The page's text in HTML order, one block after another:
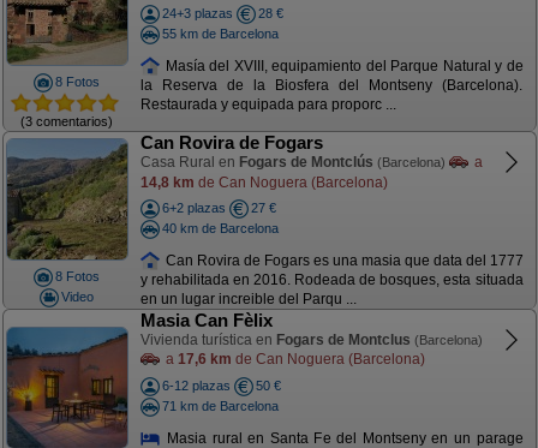
8 Fotos
(3 comentarios)
24+3 plazas
28 €
55 km de Barcelona
Masía del XVIII, equipamiento del Parque Natural y de
la Reserva de la Biosfera del Montseny (Barcelona).
Restaurada y equipada para proporc ...
8 Fotos
Video
Can Rovira de Fogars
Casa Rural en Fogars de Montclús (Barcelona)
a
14,8 km de Can Noguera (Barcelona)
6+2 plazas
27 €
40 km de Barcelona
Can Rovira de Fogars es una masia que data del 1777
y rehabilitada en 2016. Rodeada de bosques, esta situada
en un lugar increible del Parqu ...
Masia Can Fèlix
Vivienda turística en Fogars de Montclus (Barcelona)
a 17,6 km de Can Noguera (Barcelona)
6-12 plazas
50 €
71 km de Barcelona
Masia rural en Santa Fe del Montseny en un parage